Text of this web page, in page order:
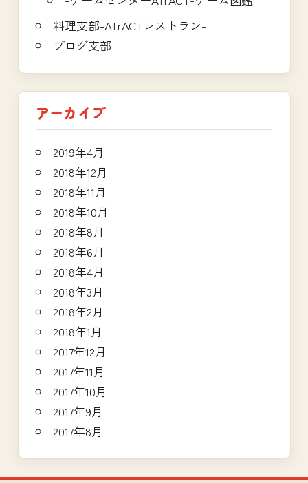
料理支部-ATrACTレストラン-
ブログ支部-
アーカイブ
2019年4月
2018年12月
2018年11月
2018年10月
2018年8月
2018年6月
2018年4月
2018年3月
2018年2月
2018年1月
2017年12月
2017年11月
2017年10月
2017年9月
2017年8月